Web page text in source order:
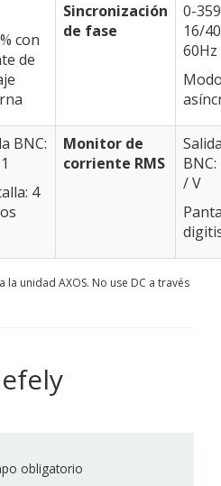
con
de
Sincronización
de fase
0-
16/
60Hz
BNC:
4
Monitor de
corriente RMS
BNC:
/ V
unidad AXOS. No use DC a través
obligatorio